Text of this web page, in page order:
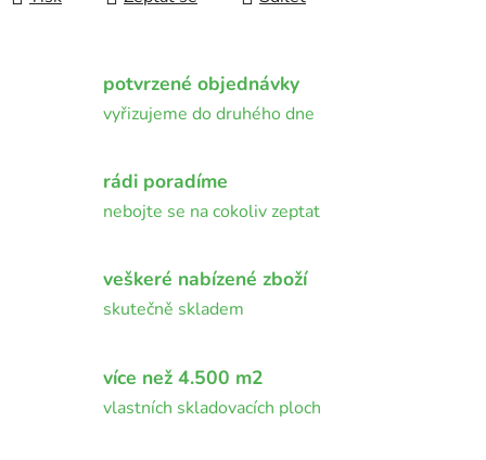
potvrzené objednávky
vyřizujeme do druhého dne
rádi poradíme
nebojte se na cokoliv zeptat
veškeré nabízené zboží
skutečně skladem
více než 4.500 m2
vlastních skladovacích ploch